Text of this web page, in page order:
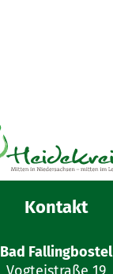
Kontakt
Bad Fallingbostel